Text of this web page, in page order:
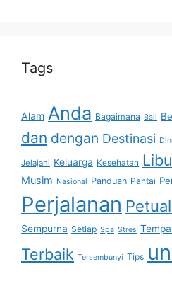
Tags
Alam Anda Bagaimana Bali
dan dengan Destinasi
Jelajahi Keluarga Kesehatan
Musim Nasional Panduan Pantai
Perjalanan
Sempurna Setiap Spa Stres
Terbaik Tersembunyi Tips